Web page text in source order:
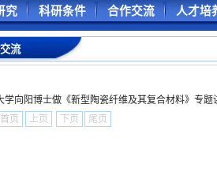
究 科研条件 合作交流 人才培
流
学向阳博士做《新型陶瓷纤维及其复合材料》专题
首页 上页 下页 尾页